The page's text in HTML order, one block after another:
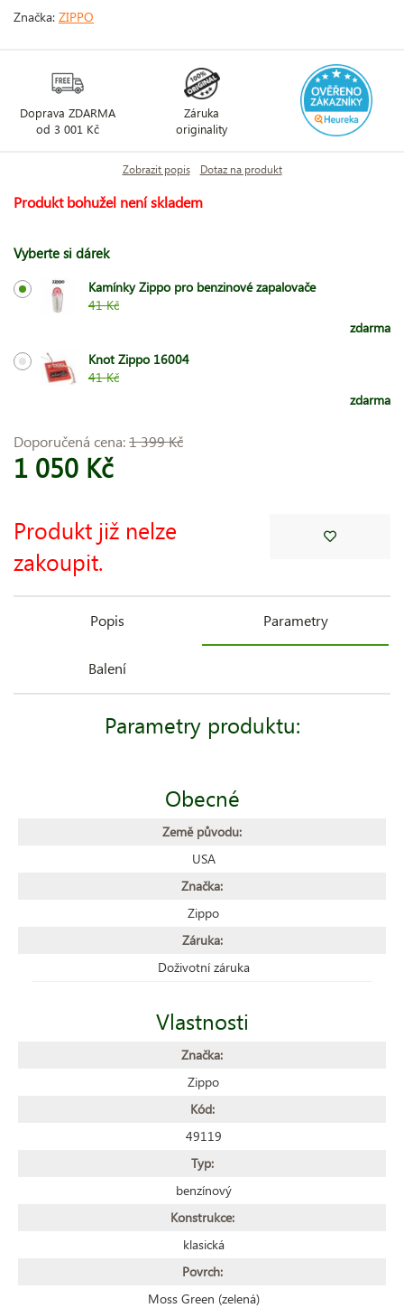
Značka: ZIPPO
Doprava ZDARMA
od 3 001 Kč
Záruka
originality
Zobrazit popis Dotaz na produkt
Produkt bohužel není skladem
Vyberte si dárek
Kamínky Zippo pro benzinové zapalovače
41 Kč
zdarma
Knot Zippo 16004
41 Kč
zdarma
Doporučená cena:1 399 Kč
1 050 Kč
Produkt již nelze
zakoupit.
Popis Parametry
Balení
Parametry produktu:
Obecné
Země původu:
USA
Značka:
Zippo
Záruka:
Doživotní záruka
Vlastnosti
Značka:
Zippo
Kód:
49119
Typ:
benzínový
Konstrukce:
klasická
Povrch:
Moss Green (zelená)